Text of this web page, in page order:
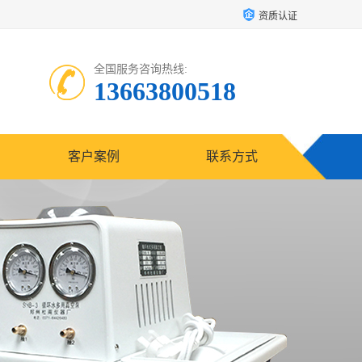
资质认证
全国服务咨询热线:
13663800518
客户案例 联系方式